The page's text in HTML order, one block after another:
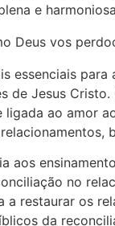
e
Deus vos
essenciais
de Jesus
ao amor
aos
no
a restaurar os
da